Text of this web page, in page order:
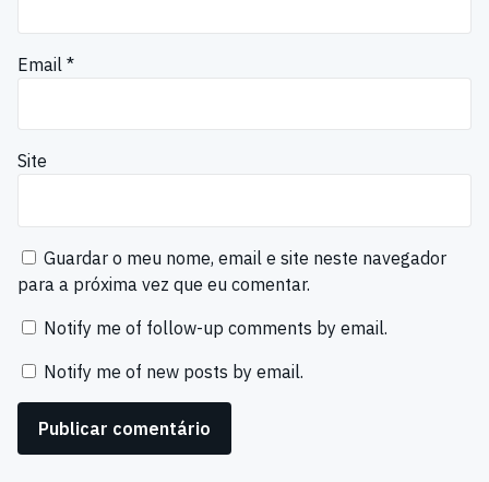
Email *
Site
Guardar o meu nome, email e site neste navegador
para a próxima vez que eu comentar.
Notify me of follow-up comments by email.
Notify me of new posts by email.